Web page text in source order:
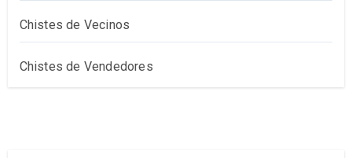
Chistes de Vecinos
Chistes de Vendedores